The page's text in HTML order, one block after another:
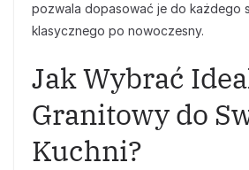
pozwala dopasować je do każdego
klasycznego po nowoczesny.
Jak Wybrać
Granitowy do
Kuchni?